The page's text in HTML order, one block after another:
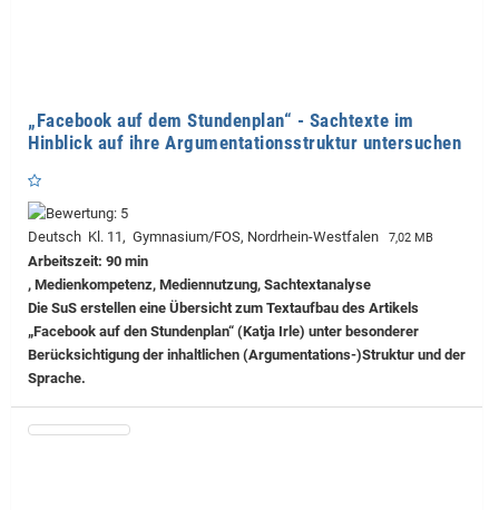
„Facebook auf dem Stundenplan“ - Sachtexte im
Hinblick auf ihre Argumentationsstruktur untersuchen
Deutsch Kl. 11, Gymnasium/FOS, Nordrhein-Westfalen 7,02 MB
Arbeitszeit: 90 min
, Medienkompetenz, Mediennutzung, Sachtextanalyse
Die SuS erstellen eine Übersicht zum Textaufbau des Artikels
„Facebook auf den Stundenplan“ (Katja Irle) unter besonderer
Berücksichtigung der inhaltlichen (Argumentations-)Struktur und der
Sprache.